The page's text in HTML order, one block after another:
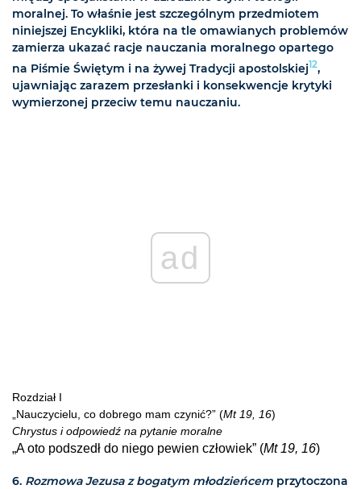
moralnej. To właśnie jest szczególnym przedmiotem
niniejszej Encykliki, która na tle omawianych problemów
zamierza ukazać racje nauczania moralnego opartego
na Piśmie Świętym i na żywej Tradycji apostolskiej12,
ujawniając zarazem przesłanki i konsekwencje krytyki
wymierzonej przeciw temu nauczaniu.
ad
Rozdział I
„Nauczycielu, co dobrego mam czynić?” (Mt 19, 16)
Chrystus i odpowiedź na pytanie moralne
„A oto podszedł do niego pewien człowiek” (Mt 19, 16)
6. Rozmowa Jezusa z bogatym młodzieńcem przytoczona